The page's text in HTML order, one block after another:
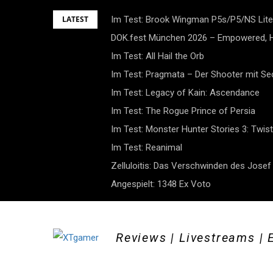
LATEST
Im Test: Brook Wingman P5s/P5/NS
DOK.fest München 2026 – Empowered,
Im Test: All Hail the Orb
Im Test: Pragmata – Der Shooter mit
Im Test: Legacy of Kain: Ascendance
Im Test: The Rogue Prince of Persia
Im Test: Monster Hunter Stories 3:
Im Test: Reanimal
Zelluloitis: Das Verschwinden des Josef
Angespielt: 1348 Ex Voto
Reviews | Livestreams |